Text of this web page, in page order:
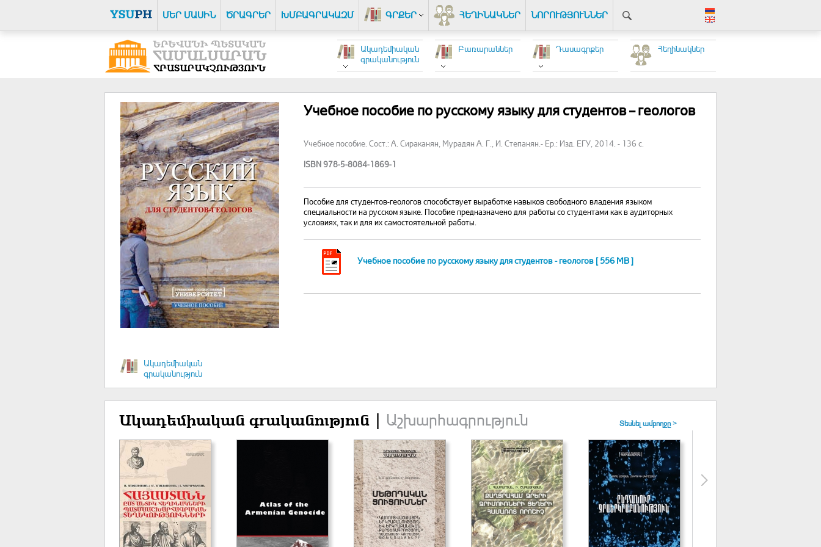
ՄԵՐ ՄԱՍԻՆ ԾՐԱԳՐԵՐ ԽՄԲԱԳՐԱԿԱԶՄ ԳՐՔԵՐ ՀԵՂԻՆԱԿՆԵՐ ՆՈՐՈՒԹՅՈՒՆՆԵՐ
Հեղինակներ
Դասագրքեր
Բառարաններ
Ակադեմիական
գրականություն
Ակադեմիական
գրականություն
Учебное пособие по русскому языку для студентов – геологов
Учебное пособие. Сост.: А. Сираканян, Мурадян А. Г., И. Степанян.- Ер.: Изд. ЕГУ, 2014. - 136 с.
ISBN 978-5-8084-1869-1
Пособие для студентов-геологов способствует выработке навыков свободного владения языком
специальности на русском языке. Пособие предназначено для работы со студентами как в аудиторных
условиях, так и для их самостоятельной работы.
Учебное пособие по русскому языку для студентов - геологов [ 556 MB ]
Ակադեմիական գրականություն | Աշխարհագրություն Տեսնել ամբողջը >